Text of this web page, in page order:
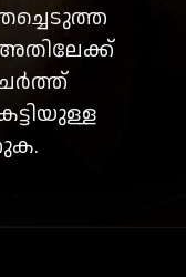
അതിലേക്ക്
പരുവത്തിലാക്കുക.